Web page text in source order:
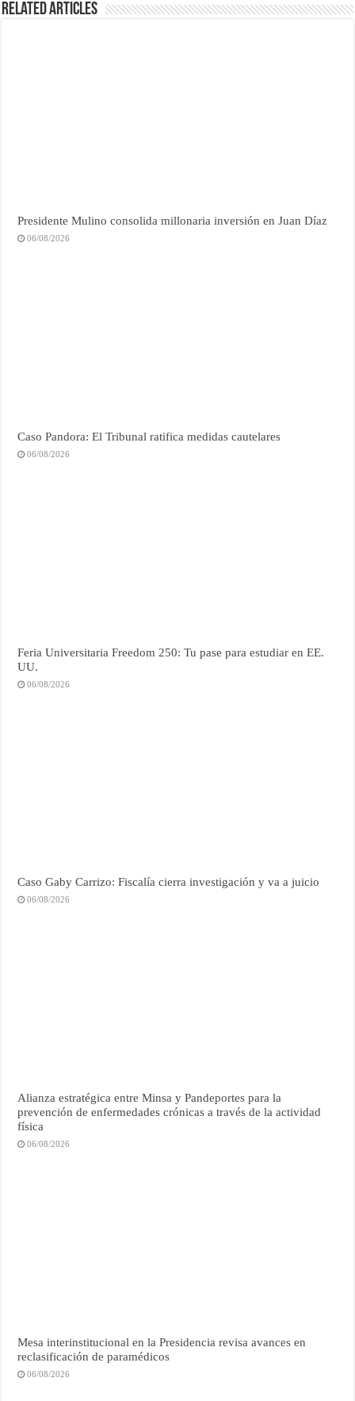
Related Articles
Presidente Mulino consolida millonaria inversión en Juan Díaz
06/08/2026
Caso Pandora: El Tribunal ratifica medidas cautelares
06/08/2026
Feria Universitaria Freedom 250: Tu pase para estudiar en EE.
UU.
06/08/2026
Caso Gaby Carrizo: Fiscalía cierra investigación y va a juicio
06/08/2026
Alianza estratégica entre Minsa y Pandeportes para la
prevención de enfermedades crónicas a través de la actividad
física
06/08/2026
Mesa interinstitucional en la Presidencia revisa avances en
reclasificación de paramédicos
06/08/2026